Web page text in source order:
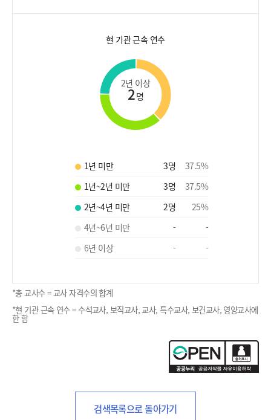
현 기관 근속 연수
2년 이상
2명
1년 미만 3명 37.5%
1년~2년 미만
3명 37.5%
2년~4년 미만
2명 25%
4년~6년 미만
-
-
6년 이상
- -
*총 교사수 = 교사 자격수의 합계
*현 기관 근속 연수 = 수석교사, 보직교사, 교사, 특수교사, 보건교사, 영양교사에
한 함
검색목록으로 돌아가기